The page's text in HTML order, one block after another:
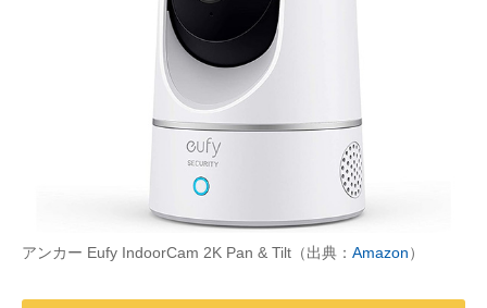
アンカー Eufy IndoorCam 2K Pan & Tilt（出典： Amazon）